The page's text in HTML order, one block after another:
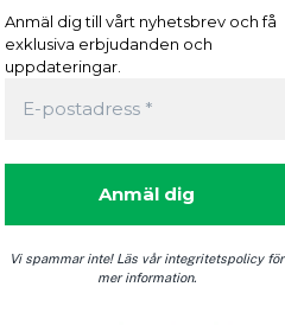
Anmäl dig till vårt nyhetsbrev och få
exklusiva erbjudanden och
uppdateringar.
Vi spammar inte! Läs vår integritetspolicy för
mer information.